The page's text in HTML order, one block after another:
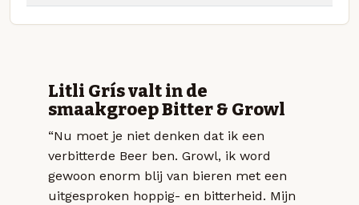
Litli Grís valt in de
smaakgroep Bitter & Growl
“Nu moet je niet denken dat ik een
verbitterde Beer ben. Growl, ik word
gewoon enorm blij van bieren met een
uitgesproken hoppig- en bitterheid. Mijn